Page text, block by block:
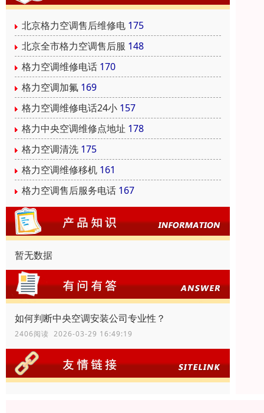
北京格力空调售后维修电 175
北京全市格力空调售后服 148
格力空调维修电话 170
格力空调加氟 169
格力空调维修电话24小 157
格力中央空调维修点地址 178
格力空调清洗 175
格力空调维修移机 161
格力空调售后服务电话 167
暂无数据
如何判断中央空调安装公司专业性？
2406阅读 2026-03-29 16:49:19